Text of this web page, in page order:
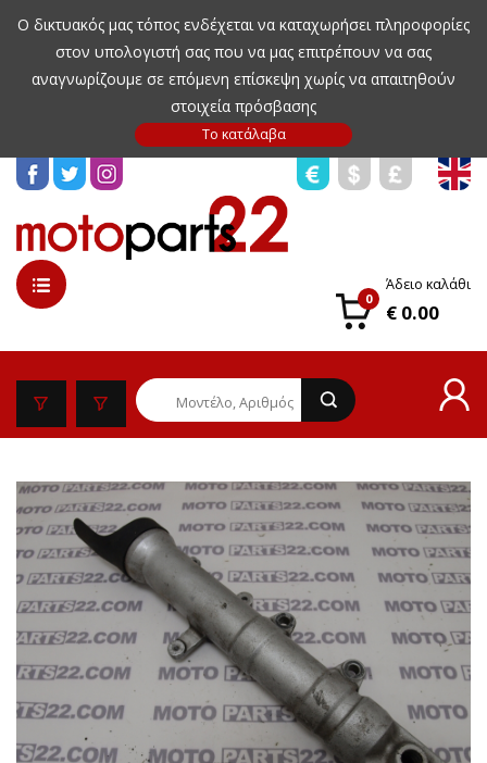
Ο δικτυακός μας τόπος ενδέχεται να καταχωρήσει πληροφορίες
στον υπολογιστή σας που να μας επιτρέπουν να σας
αναγνωρίζουμε σε επόμενη επίσκεψη χωρίς να απαιτηθούν
στοιχεία πρόσβασης
0
Άδειο καλάθι
€ 0.00